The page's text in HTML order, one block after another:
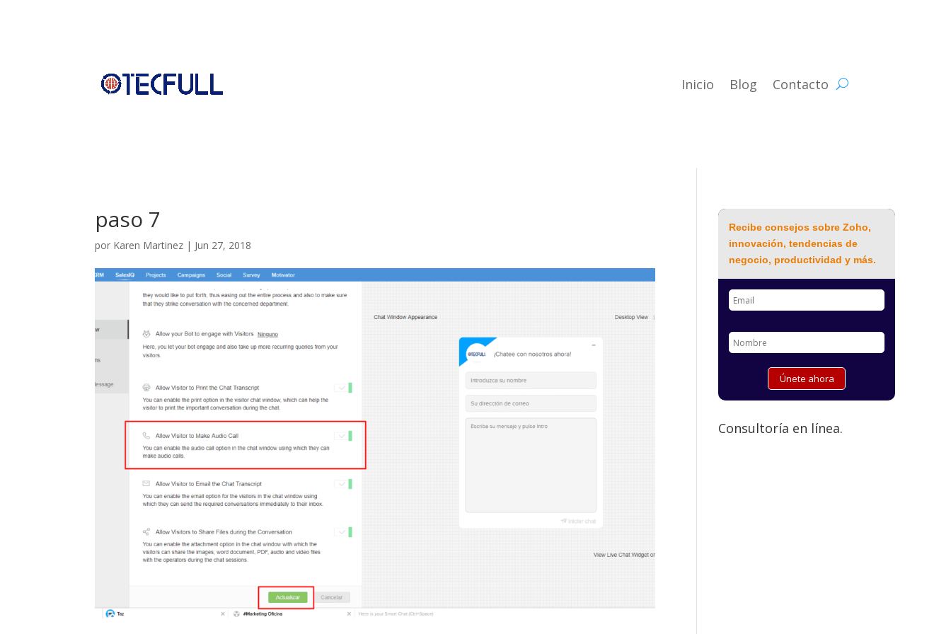
Inicio Blog Contacto
paso 7
por Karen Martinez | Jun 27, 2018
Recibe consejos sobre Zoho,
innovación, tendencias de
negocio, productividad y más.
Consultoría en línea.